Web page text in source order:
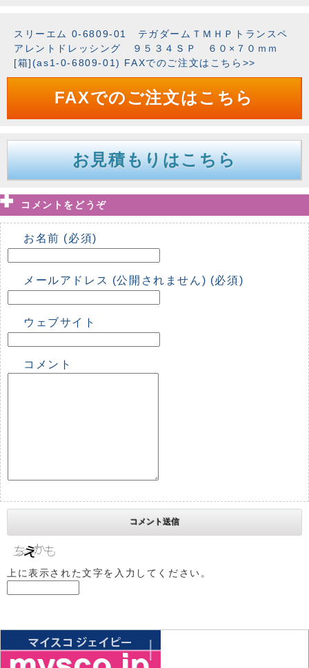
スリーエム 0-6809-01 テガダームＴＭＨＰトランスペ
アレントドレッシング ９５３４ＳＰ ６０×７０ｍｍ
[箱](as1-0-6809-01) FAXでのご注文はこちら>>
FAXでのご注文はこちら
お見積もりはこちら
コメントをどうぞ
お名前 (必須)
メールアドレス (公開されません) (必須)
ウェブサイト
コメント
上に表示された文字を入力してください。